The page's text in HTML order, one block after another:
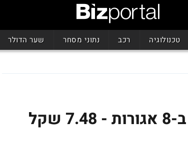
טכנולוגיה רכב נתוני מסחר שער הדולר
ברביעי בחצות: מחיר הדלק יורד ב-8 אגורות - 7.48 שקל